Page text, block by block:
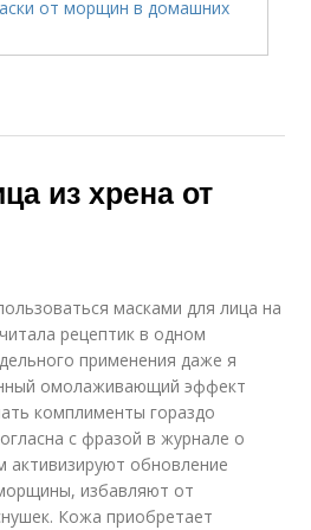
из хрена от
масками для лица на
рецептик в одном
применения даже я
омолаживающий эффект
комплименты гораздо
с фразой в журнале о
активизируют обновление
избавляют от
Кожа приобретает